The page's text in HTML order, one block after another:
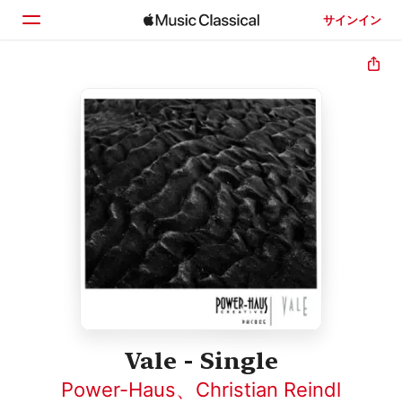
サインイン
見つける
検索
Vale - Single
Power-Haus、 Christian Reindl